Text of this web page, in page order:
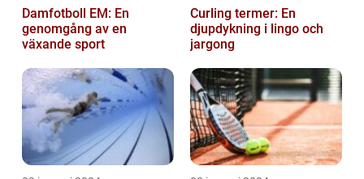
Damfotboll EM: En
genomgång av en
växande sport
Curling termer: En
djupdykning i lingo och
jargong